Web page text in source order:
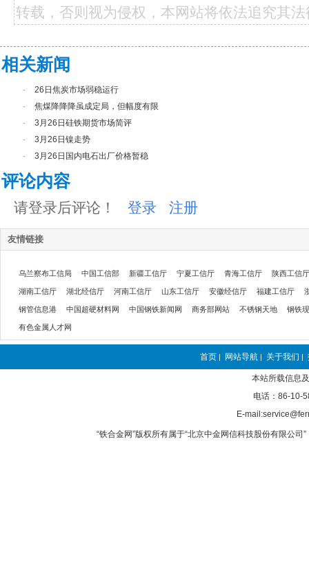
转载，否则视为侵权，本网站将依法追究其
相关新闻
·
26日焦炭市场弱稳运行
·
焦煤降降降虽成定局，但幅度有限
·
3月26日硅铁期货市场简评
·
3月26日镍走势
·
3月26日国内电石出厂价格暂稳
评论内容
请登录后评论！ 登录 注册
友情链接
乌兰察布工信局 中国工信部 新疆工信厅 宁夏工信厅 青海工信厅 陕西工信厅
湖南工信厅 湖北经信厅 河南工信厅 山东工信厅 安徽经信厅 福建工信厅
钢管信息港 中国超硬材料网 中国钢铁新闻网 商务部网站 不锈钢天地 钢铁
有色金属人才网
首页 | 网站导航 | 关于我们 |
本站所载信息
电话：86-10-
E-
“铁合金网”版权所有属于“北京中金网信科技股份有限公司